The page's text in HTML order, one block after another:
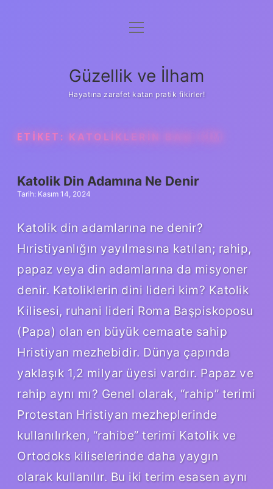
Anasayfa
Yasal Uyarı
menüyü
Güzellik ve İlham
Hayatına zarafet katan pratik fikirler!
ETIKET: KATOLIKLERIN BAŞI KIM
Katolik Din Adamına Ne Denir
Tarih: Kasım 14, 2024
Katolik din adamlarına ne denir?
Hıristiyanlığın yayılmasına katılan; rahip,
papaz veya din adamlarına da misyoner
denir. Katoliklerin dini lideri kim? Katolik
Kilisesi, ruhani lideri Roma Başpiskoposu
(Papa) olan en büyük cemaate sahip
Hristiyan mezhebidir. Dünya çapında
yaklaşık 1,2 milyar üyesi vardır. Papaz ve
rahip aynı mı? Genel olarak, “rahip” terimi
Protestan Hristiyan mezheplerinde
kullanılırken, “rahibe” terimi Katolik ve
Ortodoks kiliselerinde daha yaygın
olarak kullanılır. Bu iki terim esasen aynı